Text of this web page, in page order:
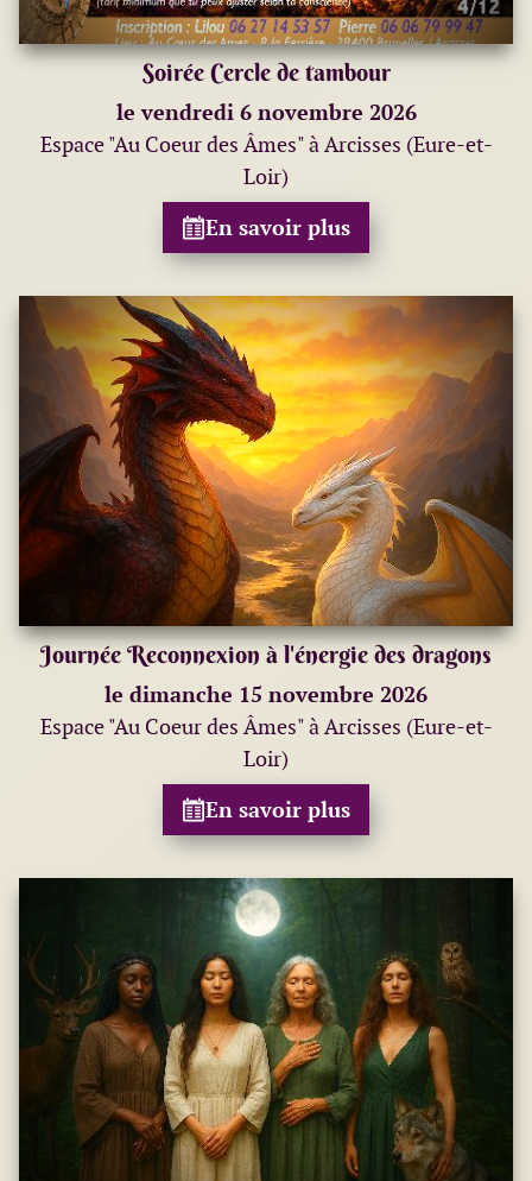
Soirée Cercle de tambour
le vendredi 6 novembre 2026
Espace "Au Coeur des Âmes" à Arcisses (Eure-et-
Loir)
En savoir plus
Journée Reconnexion à l'énergie des dragons
le dimanche 15 novembre 2026
Espace "Au Coeur des Âmes" à Arcisses (Eure-et-
Loir)
En savoir plus